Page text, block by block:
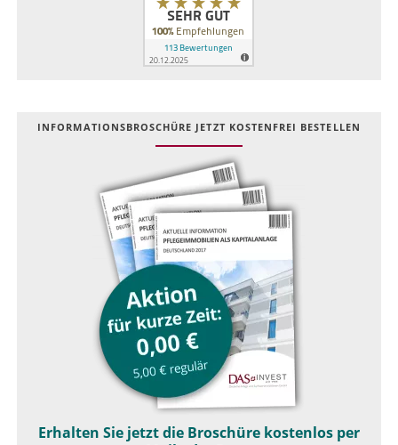
INFOR­MATIONS­BROSCHÜRE JETZT KOSTEN­FREI BESTELLEN
Erhalten Sie jetzt die Broschüre kostenlos per